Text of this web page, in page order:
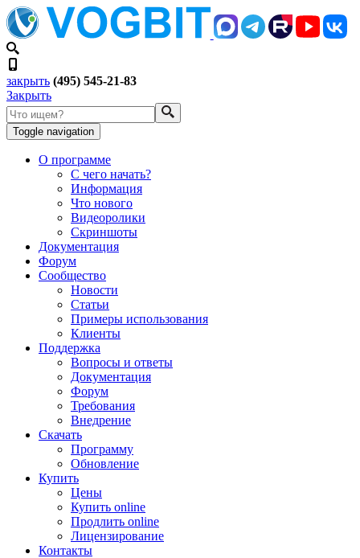
закрыть (495) 545-21-83
Закрыть
Toggle navigation
О программе
С чего начать?
Информация
Что нового
Видеоролики
Скриншоты
Документация
Форум
Сообщество
Новости
Статьи
Примеры использования
Клиенты
Поддержка
Вопросы и ответы
Документация
Форум
Требования
Внедрение
Скачать
Программу
Обновление
Купить
Цены
Купить online
Продлить online
Лицензирование
Контакты